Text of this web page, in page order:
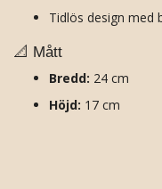
Tidlös design med
📐 Mått
Bredd: 24 cm
Höjd: 17 cm